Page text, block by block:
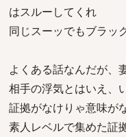
はスルーしてくれ
同じスーッでもブラッ
よくある話なんだが、
相手の浮気とはいえ、
証拠がなけりゃ意味が
素人レベルで集めた証